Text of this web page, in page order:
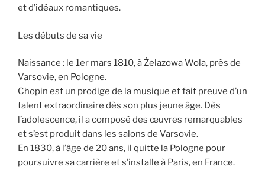
et d’idéaux romantiques.
Les débuts de sa vie
Naissance : le 1er mars 1810, à Żelazowa Wola, près de
Varsovie, en Pologne.
Chopin est un prodige de la musique et fait preuve d’un
talent extraordinaire dès son plus jeune âge. Dès
l’adolescence, il a composé des œuvres remarquables
et s’est produit dans les salons de Varsovie.
En 1830, à l’âge de 20 ans, il quitte la Pologne pour
poursuivre sa carrière et s’installe à Paris, en France.